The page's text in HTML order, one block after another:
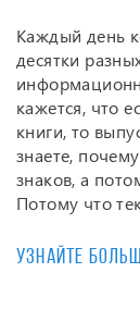
Каждый день
десятки
кажется, что
книги, то
знаете,
знаков, а
Потому что
Узнайте